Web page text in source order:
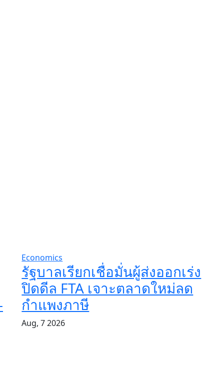
Economics
รัฐบาลเรียกเชื่อมั่นผู้ส่งออกเร่ง
ปิดดีล FTA เจาะตลาดใหม่ลด
กำแพงภาษี
Aug, 7 2026